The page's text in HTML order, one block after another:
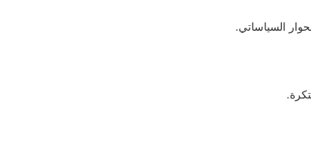
السياساتي.